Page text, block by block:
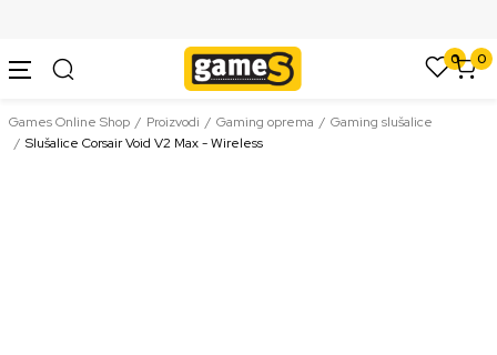
0 0
Games Online Shop Proizvodi Gaming oprema
Gaming slušalice
Slušalice Corsair Void V2 Max - Wireless